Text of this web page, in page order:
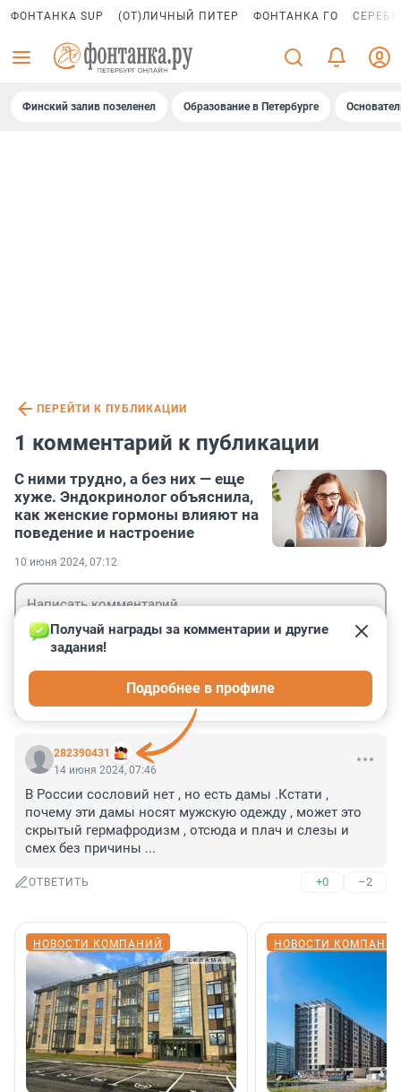
ФОНТАНКА SUP (ОТ)ЛИЧНЫЙ ПИТЕР ФОНТАНКА ГО
Финский залив позеленел Образование в Петербурге
ПЕРЕЙТИ К ПУБЛИКАЦИИ
1 комментарий к публикации
С ними трудно, а без них — еще
хуже. Эндокринолог объяснила,
как женские гормоны влияют на
поведение и настроение
10 июня 2024, 07:12
282390431
Получай награды за комментарии и другие
задания!
Подробнее в профиле
14 июня 2024, 07:46
В России сословий нет , но есть дамы .Кстати ,
почему эти дамы носят мужскую одежду , может это
скрытый гермафродизм , отсюда и плач и слезы и
смех без причины ...
ОТВЕТИТЬ +0 –2
НОВОСТИ КОМПАНИЙ НОВОСТИ